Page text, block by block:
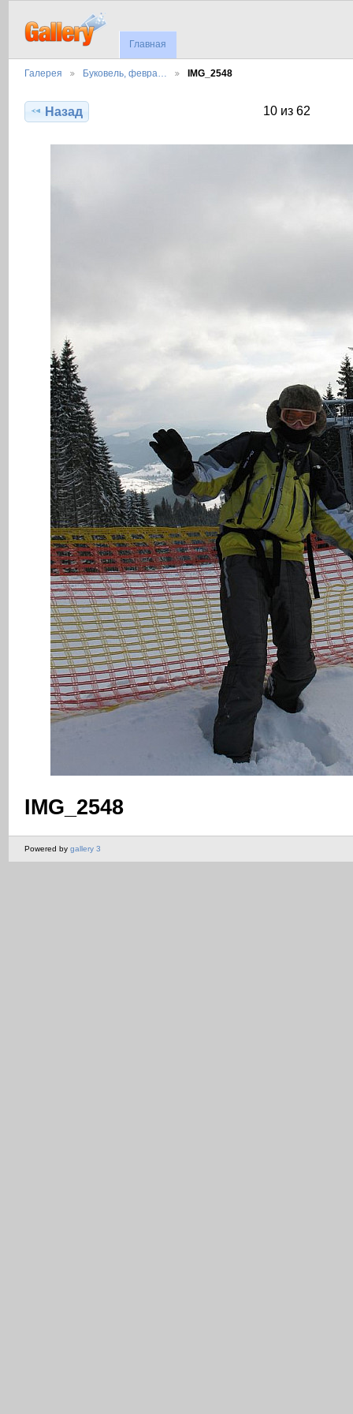
Главная
Галерея Буковель, февра… IMG_2548
Назад 10 из 62
IMG_2548
Powered by gallery 3